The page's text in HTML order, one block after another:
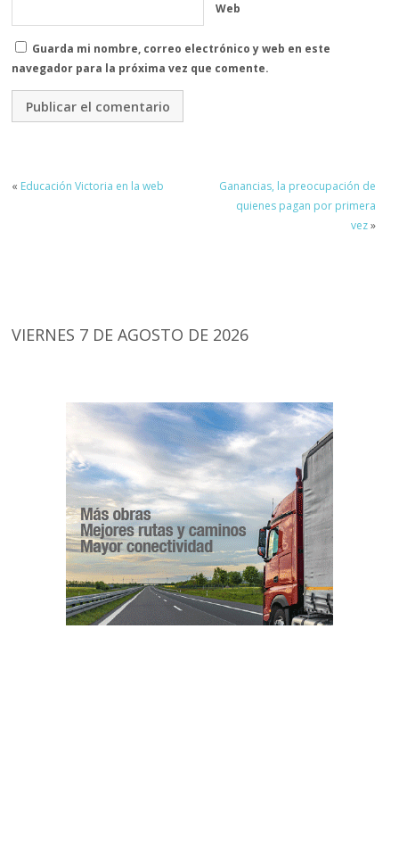
Web
Guarda mi nombre, correo electrónico y web en este
navegador para la próxima vez que comente.
« Educación Victoria en la web
Ganancias, la preocupación de
quienes pagan por primera
vez»
VIERNES 7 DE AGOSTO DE 2026